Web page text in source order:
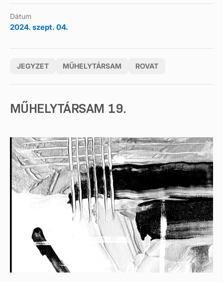
Dátum
2024. szept. 04.
JEGYZET MŰHELYTÁRSAM ROVAT
MŰHELYTÁRSAM 19.